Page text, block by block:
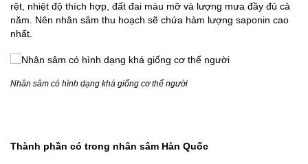
rệt, nhiệt độ thích hợp, đất đai màu mỡ và lượng mưa đầy đủ cả
năm. Nên nhân sâm thu hoạch sẽ chứa hàm lượng saponin cao
nhất.
Nhân sâm có hình dạng khá giống cơ thể người
Thành phần có trong nhân sâm Hàn Quốc